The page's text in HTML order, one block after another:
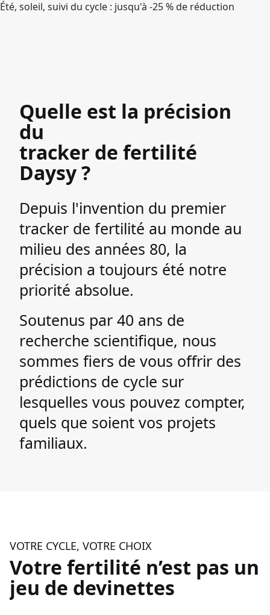
Été, soleil, suivi du cycle : jusqu'à -25 % de réduction
Quelle est la précision
du
tracker de fertilité
Daysy ?
Depuis l'invention du premier
tracker de fertilité au monde au
milieu des années 80, la
précision a toujours été notre
priorité absolue.
Soutenus par 40 ans de
recherche scientifique, nous
sommes fiers de vous offrir des
prédictions de cycle sur
lesquelles vous pouvez compter,
quels que soient vos projets
familiaux.
VOTRE CYCLE, VOTRE CHOIX
Votre fertilité n’est pas un
jeu de devinettes